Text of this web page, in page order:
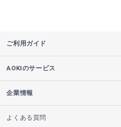
ご利用ガイド
AOKIのサービス
企業情報
よくある質問